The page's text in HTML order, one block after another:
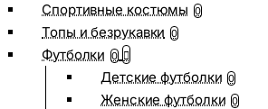
Спортивные костюмы 0
Топы и безрукавки 0
Футболки 0
Детские футболки 0
Женские футболки 0